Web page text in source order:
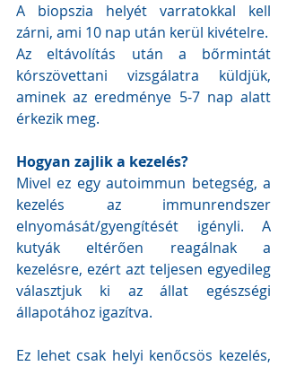
A biopszia helyét varratokkal kell
zárni, ami 10 nap után kerül kivételre.
Az eltávolítás után a bőrmintát
kórszövettani vizsgálatra küldjük,
aminek az eredménye 5-7 nap alatt
érkezik meg.
Hogyan zajlik a kezelés?
Mivel ez egy autoimmun betegség, a
kezelés az immunrendszer
elnyomását/gyengítését igényli. A
kutyák eltérően reagálnak a
kezelésre, ezért azt teljesen egyedileg
választjuk ki az állat egészségi
állapotához igazítva.
Ez lehet csak helyi kenőcsös kezelés,